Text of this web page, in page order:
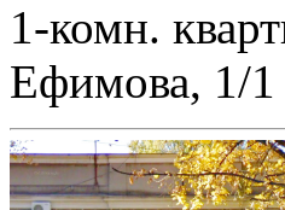
1-комн.
Ефимова, 1/